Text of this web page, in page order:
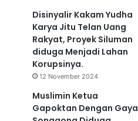
Disinyalir Kakam Yudha
Karya Jitu Telan Uang
Rakyat, Proyek Siluman
diduga Menjadi Lahan
Korupsinya.
12 November 2024
Muslimin Ketua
Gapoktan Dengan Gaya